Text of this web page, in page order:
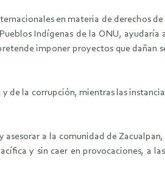
en materia de derechos
Indígenas de la ONU, ayudaría
imponer proyectos que dañan
de la corrupción, mientras las
a la comunidad de Zacualpan,
y sin caer en provocaciones, a